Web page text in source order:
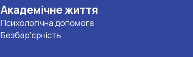
Академічне життя
Психологічна допомога
Безбар’єрність